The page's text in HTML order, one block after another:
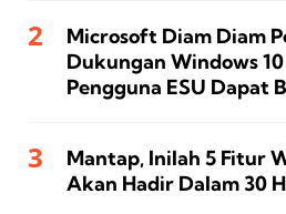
Microsoft Diam Diam
Dukungan Windows
Pengguna ESU Dapat
Mantap, Inilah 5 Fitur
Akan Hadir Dalam 30